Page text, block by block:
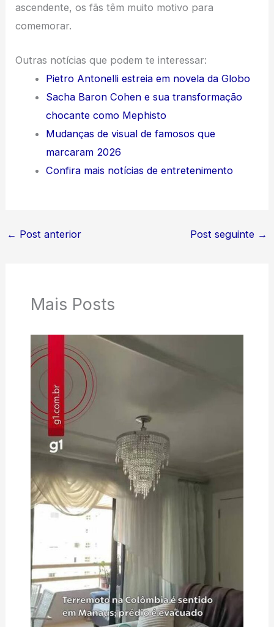
ascendente, os fãs têm muito motivo para
comemorar.
Outras notícias que podem te interessar:
Pietro Antonelli estreia em novela da Globo
Sacha Baron Cohen e sua transformação
chocante como Mephisto
Mudanças de visual de famosos que
marcaram 2026
Confira mais notícias de entretenimento
← Post anterior Post seguinte →
Mais Posts